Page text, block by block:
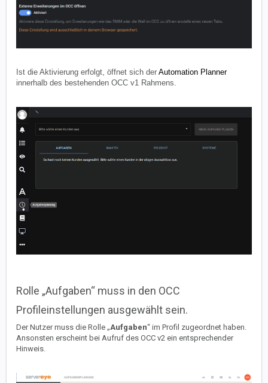
Ist die Aktivierung erfolgt, öffnet sich der Automation Planner
innerhalb des bestehenden OCC v1 Rahmens.
Rolle „Aufgaben“ muss in den OCC
Profileinstellungen ausgewählt sein.
Der Nutzer muss die Rolle „Aufgaben“ im Profil zugeordnet haben.
Ansonsten erscheint bei Aufruf des OCC v2 ein entsprechender
Hinweis.